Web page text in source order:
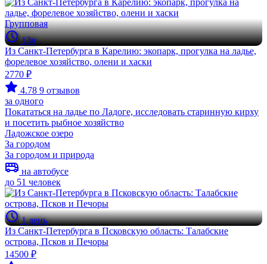
Групповая
13ч
Из Санкт-Петербурга в Карелию: экопарк, прогулка на ладье,
форелевое хозяйство, олени и хаски
2770 ₽
4.78 9 отзывов
за одного
Покататься на ладье по Ладоге, исследовать старинную кирху
и посетить рыбное хозяйство
Ладожское озеро
За городом
За городом и природа
на автобусе
до 51 человек
1 день
Из Санкт-Петербурга в Псковскую область: Талабские
острова, Псков и Печоры
14500 ₽